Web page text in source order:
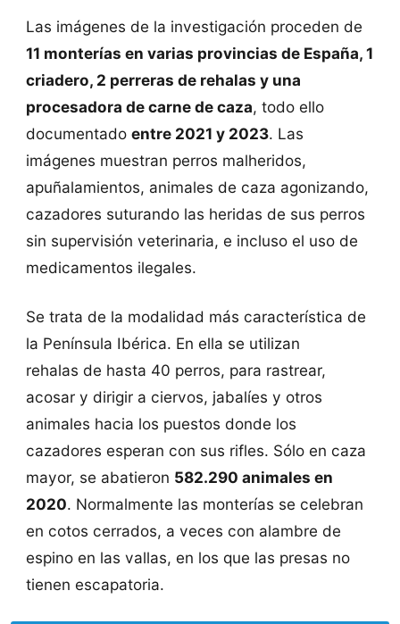
Las imágenes de la investigación proceden de
11 monterías en varias provincias de España, 1
criadero, 2 perreras de rehalas y una
procesadora de carne de caza, todo ello
documentado entre 2021 y 2023. Las
imágenes muestran perros malheridos,
apuñalamientos, animales de caza agonizando,
cazadores suturando las heridas de sus perros
sin supervisión veterinaria, e incluso el uso de
medicamentos ilegales.
Se trata de la modalidad más característica de
la Península Ibérica. En ella se utilizan
rehalas de hasta 40 perros, para rastrear,
acosar y dirigir a ciervos, jabalíes y otros
animales hacia los puestos donde los
cazadores esperan con sus rifles. Sólo en caza
mayor, se abatieron 582.290 animales en
2020. Normalmente las monterías se celebran
en cotos cerrados, a veces con alambre de
espino en las vallas, en los que las presas no
tienen escapatoria.